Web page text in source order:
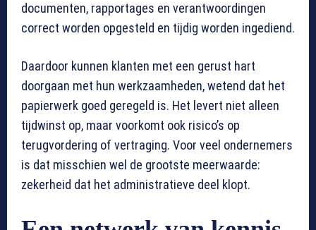
documenten, rapportages en verantwoordingen
correct worden opgesteld en tijdig worden ingediend.
Daardoor kunnen klanten met een gerust hart
doorgaan met hun werkzaamheden, wetend dat het
papierwerk goed geregeld is. Het levert niet alleen
tijdwinst op, maar voorkomt ook risico’s op
terugvordering of vertraging. Voor veel ondernemers
is dat misschien wel de grootste meerwaarde:
zekerheid dat het administratieve deel klopt.